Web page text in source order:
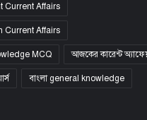
Current Affairs
Current Affairs
MCQ আজকের কারেন্ট
বাংলা general knowledge